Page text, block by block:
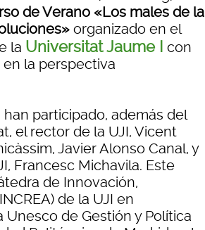
de Verano «Los males de la
organizado en el
la Universitat Jaume I con
la perspectiva
participado, además del
el rector de la UJI, Vicent
Javier Alonso Canal, y
Francesc Michavila. Este
de Innovación,
de la UJI en
de Gestión y Política